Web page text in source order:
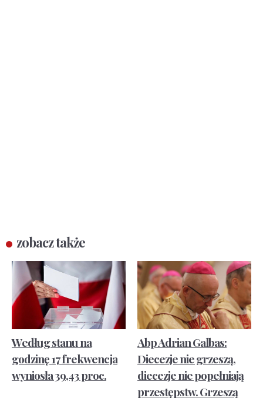
zobacz także
Według stanu na
godzinę 17 frekwencja
wyniosła 39,43 proc.
Abp Adrian Galbas:
Diecezje nie grzeszą,
diecezje nie popełniają
przestępstw. Grzeszą